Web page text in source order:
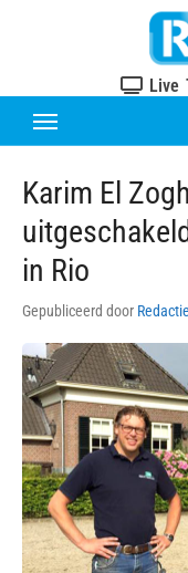
Live
Karim El
in Rio
Gepubliceerd door